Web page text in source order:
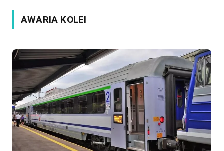
AWARIA KOLEI